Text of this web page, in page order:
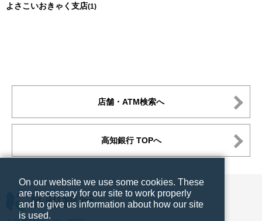
よさこいおきゃく支店(1)
店舗・ATM検索へ
高知銀行 TOPへ
On our website we use some cookies. These
are necessary for our site to work properly
and to give us information about how our site
is used.